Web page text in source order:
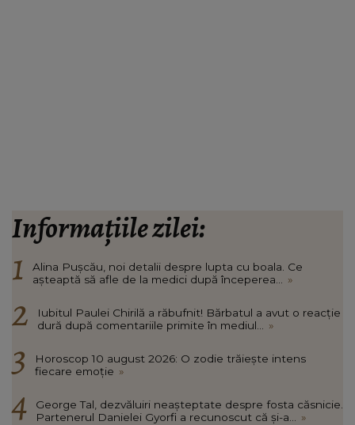
Informațiile zilei:
Alina Pușcău, noi detalii despre lupta cu boala. Ce
așteaptă să afle de la medici după începerea... »
Iubitul Paulei Chirilă a răbufnit! Bărbatul a avut o reacție
dură după comentariile primite în mediul... »
Horoscop 10 august 2026: O zodie trăiește intens
fiecare emoție »
George Tal, dezvăluiri neașteptate despre fosta căsnicie.
Partenerul Danielei Gyorfi a recunoscut că și-a... »